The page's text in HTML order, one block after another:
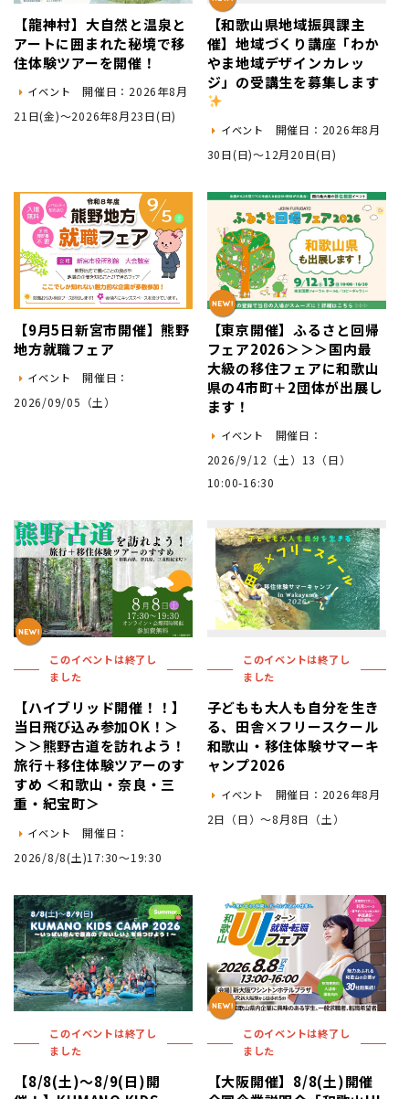
【龍神村】大自然と温泉と
アートに囲まれた秘境で移
住体験ツアーを開催！
イベント
開催日：2026年8月
21日(金)～2026年8月23日(日)
【和歌山県地域振興課主
催】地域づくり講座「わか
やま地域デザインカレッ
ジ」の受講生を募集します
イベント
開催日：2026年8月
30日(日)～12月20日(日)
【9月5日新宮市開催】熊野
地方就職フェア
イベント
開催日：
2026/09/05（土）
【東京開催】ふるさと回帰
フェア2026＞＞＞国内最
大級の移住フェアに和歌山
県の4市町＋2団体が出展し
ます！
イベント
開催日：
2026/9/12（土）13（日）
10:00-16:30
このイベントは終了し
ました
【ハイブリッド開催！！】
当日飛び込み参加OK！＞
＞＞熊野古道を訪れよう！
旅行＋移住体験ツアーのす
すめ ＜和歌山・奈良・三
重・紀宝町＞
イベント
開催日：
2026/8/8(土)17:30～19:30
このイベントは終了し
ました
子どもも大人も自分を生き
る、田舎×フリースクール
和歌山・移住体験サマーキ
ャンプ2026
イベント
開催日：2026年8月
2日（日）〜8月8日（土）
このイベントは終了し
ました
【8/8(土)～8/9(日)開
このイベントは終了し
ました
【大阪開催】8/8(土)開催